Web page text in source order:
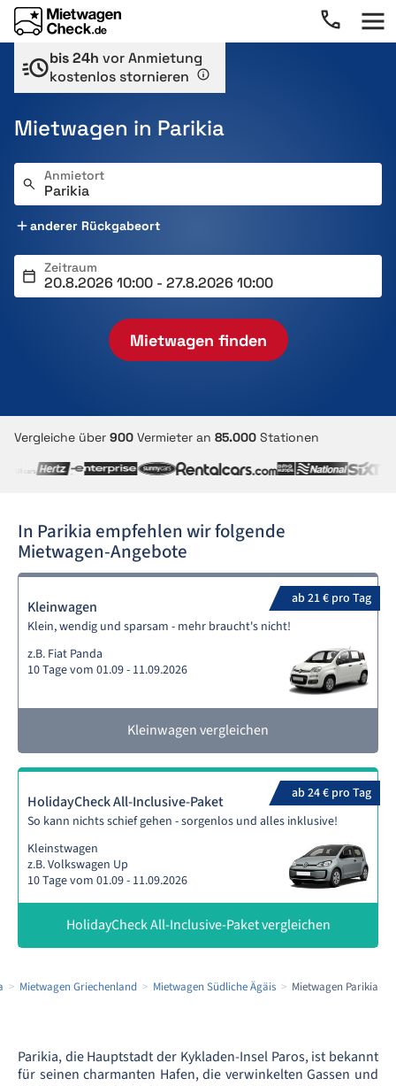
bis 24h vor Anmietung
kostenlos stornieren
Mietwagen in Parikia
Anmietort
anderer Rückgabeort
Zeitraum
Mietwagen finden
Vergleiche über 900 Vermieter an 85.000 Stationen
In Parikia empfehlen wir folgende
Mietwagen-Angebote
ab 21 € pro Tag
Kleinwagen
Klein, wendig und sparsam - mehr braucht's nicht!
z.B. Fiat Panda
10 Tage vom 01.09 - 11.09.2026
Kleinwagen vergleichen
ab 24 € pro Tag
HolidayCheck All-Inclusive-Paket
So kann nichts schief gehen - sorgenlos und alles inklusive!
Kleinstwagen
z.B. Volkswagen Up
10 Tage vom 01.09 - 11.09.2026
HolidayCheck All-Inclusive-Paket vergleichen
Mietwagen Griechenland Mietwagen Südliche Ägäis Mietwagen Parikia
Parikia, die Hauptstadt der Kykladen-Insel Paros, ist bekannt
für seinen charmanten Hafen, die verwinkelten Gassen und